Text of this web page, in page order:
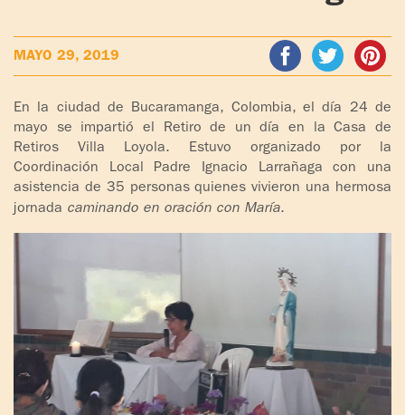
TOV
ADOLESCENTES
CURSO
MATRIMONIAL
ENCUENTRO DE
CHARLAS Y
JORNADAS DE
EVANGELIZACIÓN
CÍRCULOS DE
PADRE
IGNACIO
LARRAÑAGA
OBRA
LARRAÑAGA
LIBROS
VIDEOS
AUDIOS
MAYO 29, 2019
En la ciudad de Bucaramanga, Colombia, el día 24 de
mayo se impartió el Retiro de un día en la Casa de
Retiros Villa Loyola. Estuvo organizado por la
Coordinación Local Padre Ignacio Larrañaga con una
asistencia de 35 personas quienes vivieron una hermosa
jornada caminando en oración con María.